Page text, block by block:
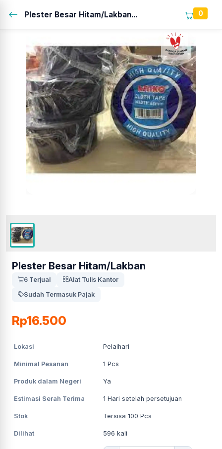
Plester Besar Hitam/Lakban... 0
Plester Besar Hitam/Lakban
6 Terjual
Alat Tulis Kantor
Sudah Termasuk Pajak
Rp16.500
Lokasi Pelaihari
Minimal Pesanan 1 Pcs
Produk dalam Negeri Ya
Estimasi Serah Terima 1 Hari setelah persetujuan
Stok Tersisa 100 Pcs
Dilihat 596 kali